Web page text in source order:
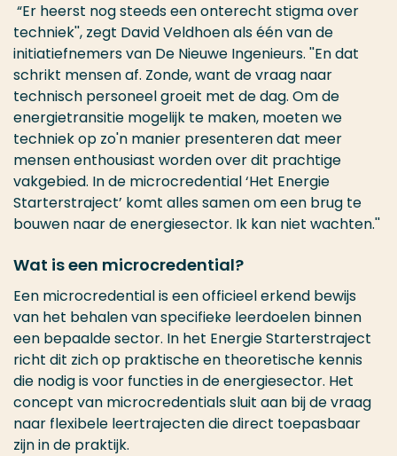
“Er heerst nog steeds een onterecht stigma over
techniek'', zegt David Veldhoen als één van de
initiatiefnemers van De Nieuwe Ingenieurs. ''En dat
schrikt mensen af. Zonde, want de vraag naar
technisch personeel groeit met de dag. Om de
energietransitie mogelijk te maken, moeten we
techniek op zo'n manier presenteren dat meer
mensen enthousiast worden over dit prachtige
vakgebied. In de microcredential ‘Het Energie
Starterstraject’ komt alles samen om een brug te
bouwen naar de energiesector. Ik kan niet wachten.''
Wat is een microcredential?
Een microcredential is een officieel erkend bewijs
van het behalen van specifieke leerdoelen binnen
een bepaalde sector. In het Energie Starterstraject
richt dit zich op praktische en theoretische kennis
die nodig is voor functies in de energiesector. Het
concept van microcredentials sluit aan bij de vraag
naar flexibele leertrajecten die direct toepasbaar
zijn in de praktijk.